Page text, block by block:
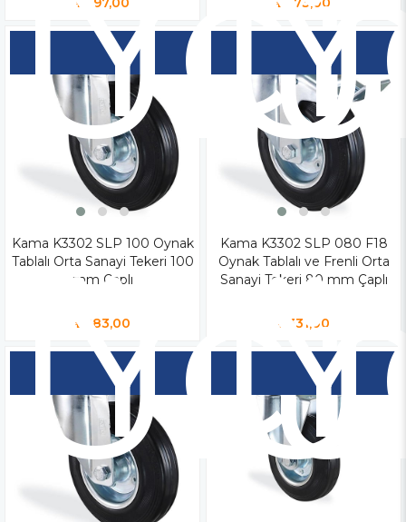
Kama K3302 SLP 100 Oynak
Tablalı Orta Sanayi Tekeri 100
mm Çaplı
₺283,00
Kama K3302 SLP 080 F18
Oynak Tablalı ve Frenli Orta
Sanayi Tekeri 80 mm Çaplı
₺331,00